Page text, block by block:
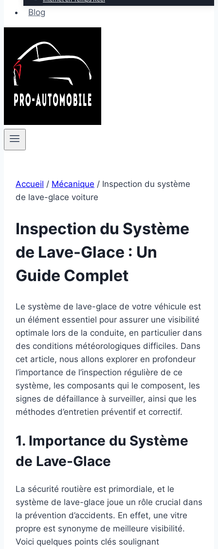
Blog
Accueil / Mécanique / Inspection du système
de lave-glace voiture
Inspection du Système
de Lave-Glace : Un
Guide Complet
Le système de lave-glace de votre véhicule est
un élément essentiel pour assurer une visibilité
optimale lors de la conduite, en particulier dans
des conditions météorologiques difficiles. Dans
cet article, nous allons explorer en profondeur
l’importance de l’inspection régulière de ce
système, les composants qui le composent, les
signes de défaillance à surveiller, ainsi que les
méthodes d’entretien préventif et correctif.
1. Importance du Système
de Lave-Glace
La sécurité routière est primordiale, et le
système de lave-glace joue un rôle crucial dans
la prévention d’accidents. En effet, une vitre
propre est synonyme de meilleure visibilité.
Voici quelques points clés soulignant